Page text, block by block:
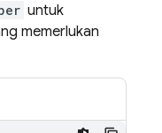
untuk
memerlukan